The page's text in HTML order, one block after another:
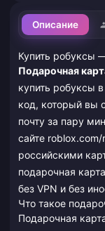
Описание
Купить робуксы
Подарочная
купить робуксы
код, который вы
почту за пару
сайте
российскими
подарочная
без VPN и без
Что такое
Подарочная